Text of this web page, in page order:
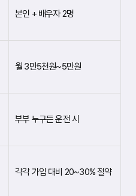
본인 + 배우자 2명
월 3만5천원~5만원
부부 누구든 운전 시
각각 가입 대비 20~30% 절약